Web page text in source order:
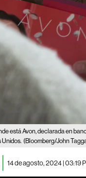
está Avon, declarada en
Unidos. (Bloomberg/John
14 de agosto, 2024 | 03:19